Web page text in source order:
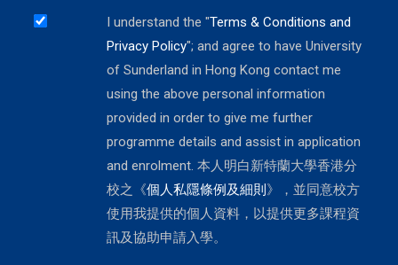
I understand the "Terms & Conditions and
Privacy Policy"; and agree to have University
of Sunderland in Hong Kong contact me
using the above personal information
provided in order to give me further
programme details and assist in application
and enrolment. 本人明白新特蘭大學香港分
校之《個人私隱條例及細則 》，並同意校方
使用我提供的個人資料，以提供更多課程資
訊及協助申請入學。